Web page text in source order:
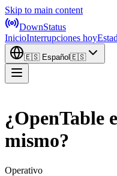
Skip to main content
DownStatus
InicioInterrupciones hoy
🇪🇸 Español 🇪🇸
¿OpenTable
mismo?
Operativo